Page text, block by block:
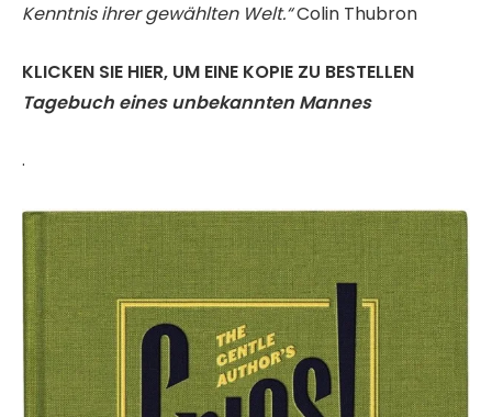
Kenntnis ihrer gewählten Welt.“Colin Thubron
KLICKEN SIE HIER, UM EINE KOPIE ZU BESTELLEN
Tagebuch eines unbekannten Mannes
.